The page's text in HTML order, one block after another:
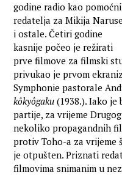
godine radio kao
redatelja za Mikija
i ostale. Četiri godine
kasnije počeo je režirati
prve filmove za filmski
privukao je prvom
Symphonie pastorale
kôkyôgaku (1938.). Iako
partije, za vrijeme
nekoliko propagandnih
protiv Toho-a za vrijeme
je otpušten. Priznati
filmovima snimanim u